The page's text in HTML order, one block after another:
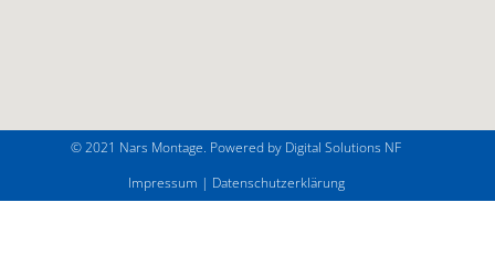
© 2021 Nars Montage. Powered by Digital Solutions NF
Impressum | Datenschutzerklärung